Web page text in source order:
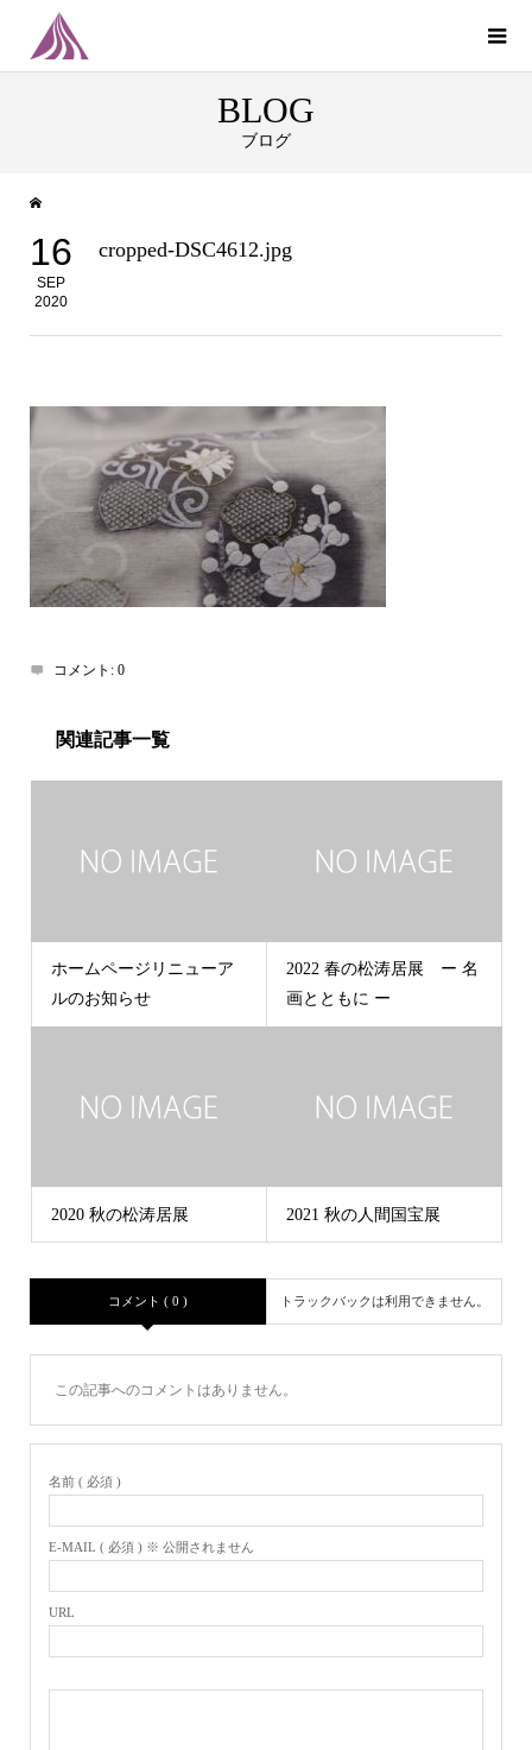
BLOG
ブログ
16
SEP
2020
cropped-DSC4612.jpg
コメント: 0
関連記事一覧
ホームページリニューア
ルのお知らせ
2022 春の松涛居展 ー 名
画とともに ー
2020 秋の松涛居展 2021 秋の人間国宝展
コメント ( 0 ) トラックバックは利用できません。
この記事へのコメントはありません。
名前 ( 必須 )
E-MAIL ( 必須 ) ※ 公開されません
URL